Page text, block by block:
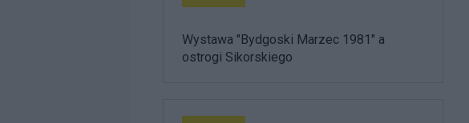
Wystawa "Bydgoski Marzec 1981" a
ostrogi Sikorskiego